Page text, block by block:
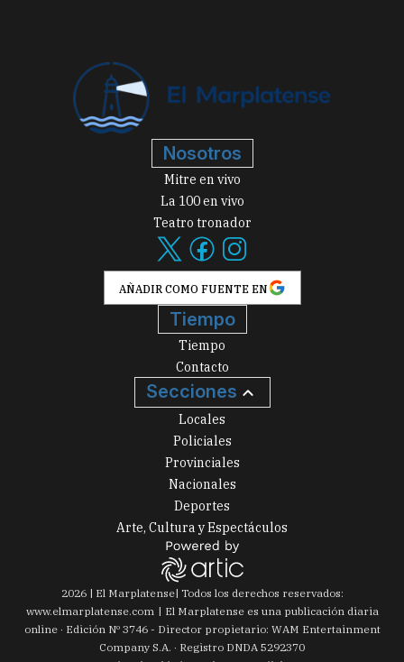
Nosotros
Mitre en vivo
La 100 en vivo
Teatro tronador
AÑADIR COMO FUENTE EN
Tiempo
Tiempo
Contacto
Secciones
Locales
Policiales
Provinciales
Nacionales
Deportes
Arte, Cultura y Espectáculos
2026| El Marplatense| Todos los derechos reservados:
www.elmarplatense.com
El Marplatense es una publicación diaria
online · Edición Nº 3746- Director propietario: WAM Entertainment
Company S.A. · Registro DNDA 5292370